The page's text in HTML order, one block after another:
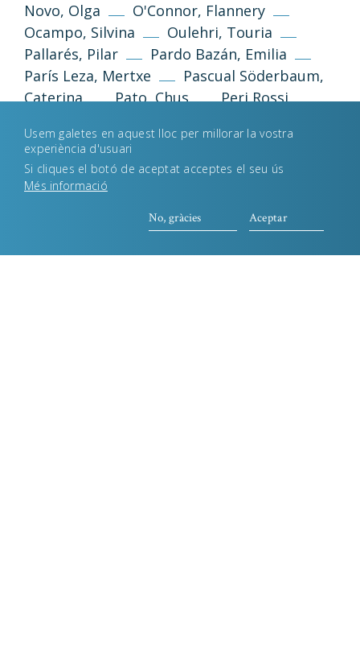
Novo, Olga
O'Connor, Flannery
Ocampo, Silvina
Oulehri, Touria
Pallarés, Pilar
Pardo Bazán, Emilia
París Leza, Mertxe
Pascual Söderbaum,
Caterina
Pato, Chus
Peri Rossi,
Piñon, Nélida
Pizarnik, Alejandra
Plath, Silvia
Poniatowska, Elena
Garza, Luz
Riera, Carme
Desenvolupament webEstudi Llimona
Usem galetes en aquest lloc per millorar la vostra
experiència d'usuari
Si cliques el botó de aceptat acceptes el seu ús
Més informació
Aceptar
No, gràcies